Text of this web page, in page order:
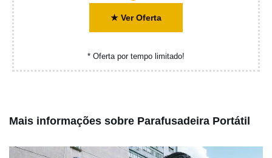
★ Ver Oferta
* Oferta por tempo limitado!
Mais informações sobre Parafusadeira Portátil